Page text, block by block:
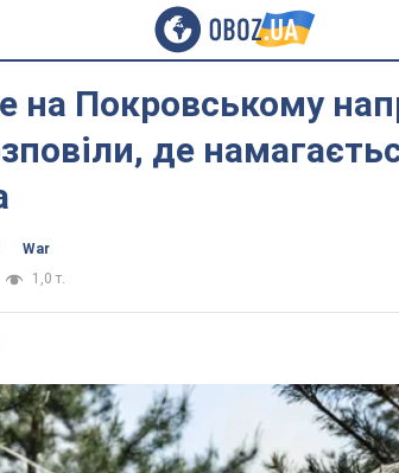
на Покровському
де
War
1,0 т.